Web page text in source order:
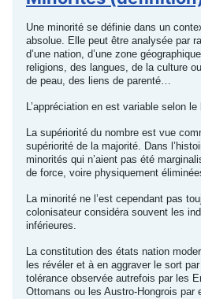
Une minorité se définie dans un
absolue. Elle peut être analysée par
d’une nation, d’une zone
religions, des langues, de la culture
de peau, des liens de parenté…
L’appréciation en est variable selon le
La supériorité du nombre est vue
supériorité de la majorité. Dans
minorités qui n’aient pas été
de force, voire physiquement
La minorité ne l’est cependant pas
colonisateur considéra souvent les
inférieures.
La constitution des états nation
les révéler et à en aggraver le sort
tolérance observée autrefois par les
Ottomans ou les Austro-Hongrois par